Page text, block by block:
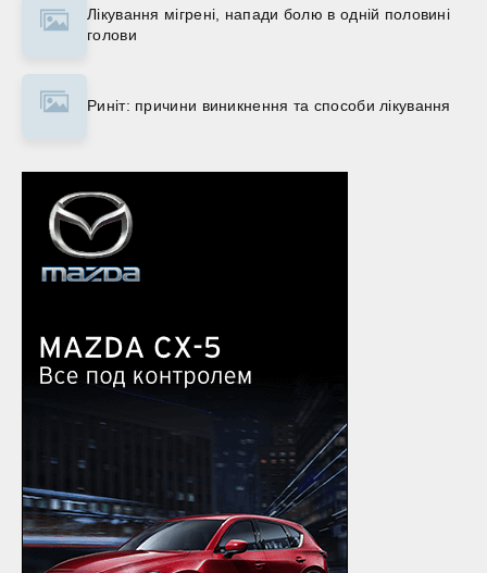
Лікування мігрені, напади болю в одній половині
голови
Риніт: причини виникнення та способи лікування